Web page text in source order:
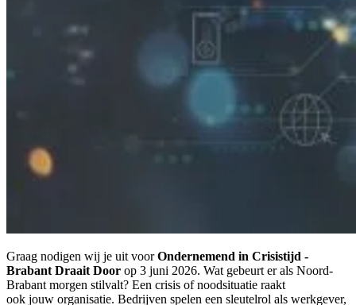
Graag nodigen wij je uit voorOndernemend in Crisistijd -
Brabant Draait Door op 3 juni 2026. Wat gebeurt er als Noord-
Brabant morgen stilvalt? Een crisis of noodsituatie raakt
ook jouw organisatie. Bedrijven spelen een sleutelrol als werkgever,